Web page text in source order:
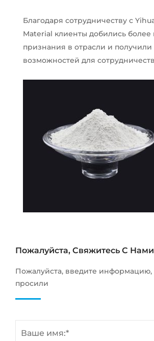
Благодаря сотрудничеству с
Material клиенты добились более
признания в отрасли и
возможностей для
Пожалуйста, Свяжитесь С
Пожалуйста, введите информацию,
просили